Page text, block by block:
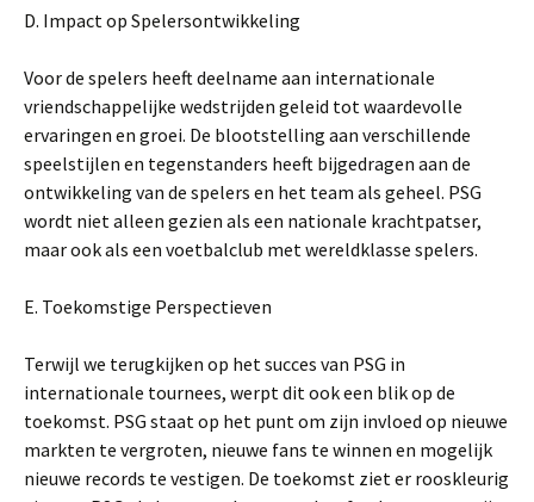
D. Impact op Spelersontwikkeling
Voor de spelers heeft deelname aan internationale
vriendschappelijke wedstrijden geleid tot waardevolle
ervaringen en groei. De blootstelling aan verschillende
speelstijlen en tegenstanders heeft bijgedragen aan de
ontwikkeling van de spelers en het team als geheel. PSG
wordt niet alleen gezien als een nationale krachtpatser,
maar ook als een voetbalclub met wereldklasse spelers.
E. Toekomstige Perspectieven
Terwijl we terugkijken op het succes van PSG in
internationale tournees, werpt dit ook een blik op de
toekomst. PSG staat op het punt om zijn invloed op nieuwe
markten te vergroten, nieuwe fans te winnen en mogelijk
nieuwe records te vestigen. De toekomst ziet er rooskleurig